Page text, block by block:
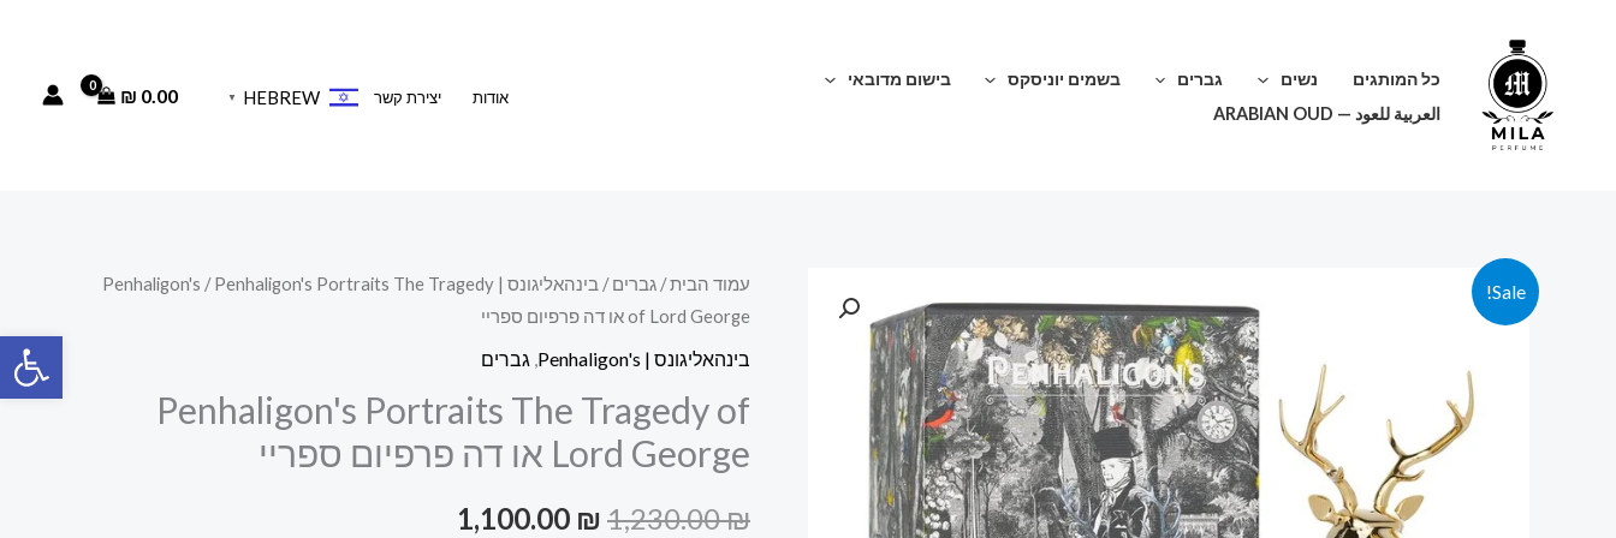
פתח
כל המותגים נשים גברים בשמים יוניסקס
בישום מדובאי
العربية للعود — ARABIAN OUD
אודות יצירת קשר HEBREW
▼
0.00
₪
Sale! עמוד הבית/ גברים/ בינהאליגונס | Penhaligon's / Penhaligon's Portraits The Tragedy
of Lord George או דה פרפיום ספריי
בינהאליגונס | Penhaligon's , גברים
Penhaligon's Portraits The Tragedy of
Lord George או דה פרפיום ספריי
1,230.00₪
המחיר
המקורי
היה:
1,230.00 ₪.
1,100.00 ₪
המחיר
הוא:
1,100.00 ₪.
כמות
של
Penhaligon's
The
Tragedy
Lord